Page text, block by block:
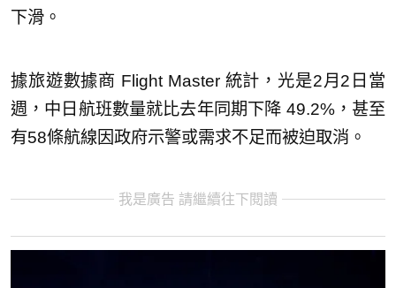
下滑。
據旅遊數據商 Flight Master 統計，光是2月2日當
週，中日航班數量就比去年同期下降 49.2%，甚至
有58條航線因政府示警或需求不足而被迫取消。
我是廣告 請繼續往下閱讀